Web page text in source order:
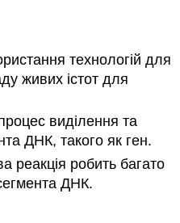
технологій для
живих істот для
виділення та
ДНК, такого як ген.
реакція робить багато
ДНК.